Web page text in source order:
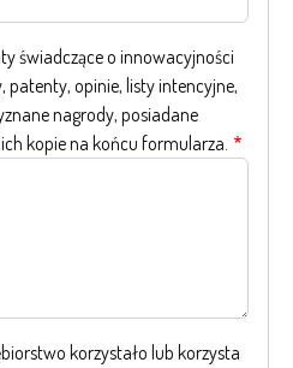
świadczące o innowacyjności
patenty, opinie, listy intencyjne,
nagrody, posiadane
kopie na końcu formularza.
korzystało lub korzysta